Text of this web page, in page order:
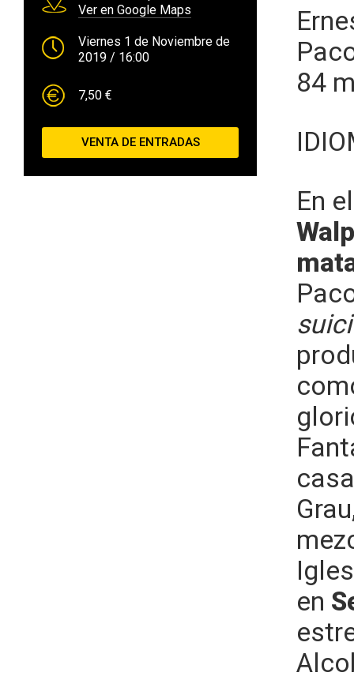
Ver en Google Maps
Viernes 1 de Noviembre de
2019 / 16:00
7,50 €
VENTA DE ENTRADAS
84
En
en